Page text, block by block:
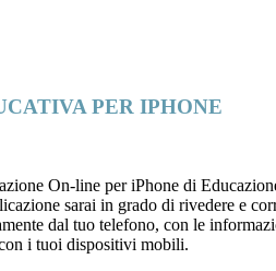
PER IPHONE
On-line per iPhone di
sarai in grado di rivedere e
dal tuo telefono, con le
i tuoi dispositivi mobili.